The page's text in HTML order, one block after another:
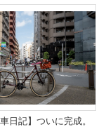
日記】ついに完成。